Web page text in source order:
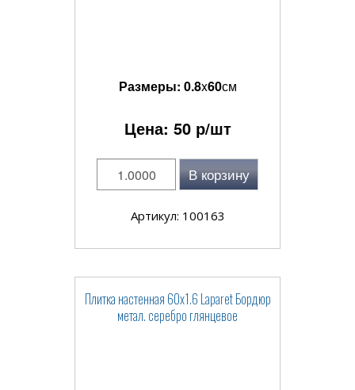
Размеры: 0.8x60см
Цена: 50р/шт
В корзину
Артикул: 100163
Плитка настенная 60x1.6 Laparet Бордюр
метал. серебро глянцевое